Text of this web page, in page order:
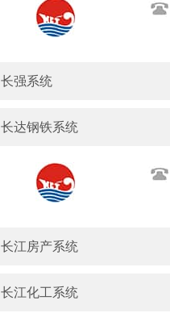
长强系统
长达钢铁系统
长江房产系统
长江化工系统